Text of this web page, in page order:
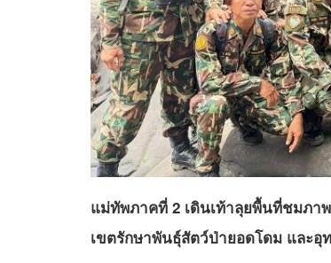
แม่ทัพภาคที่ 2 เดินเท้าลุยพื้นที่ชมภ
เขตรักษาพันธุ์สัตว์ป่ายอดโดม และ